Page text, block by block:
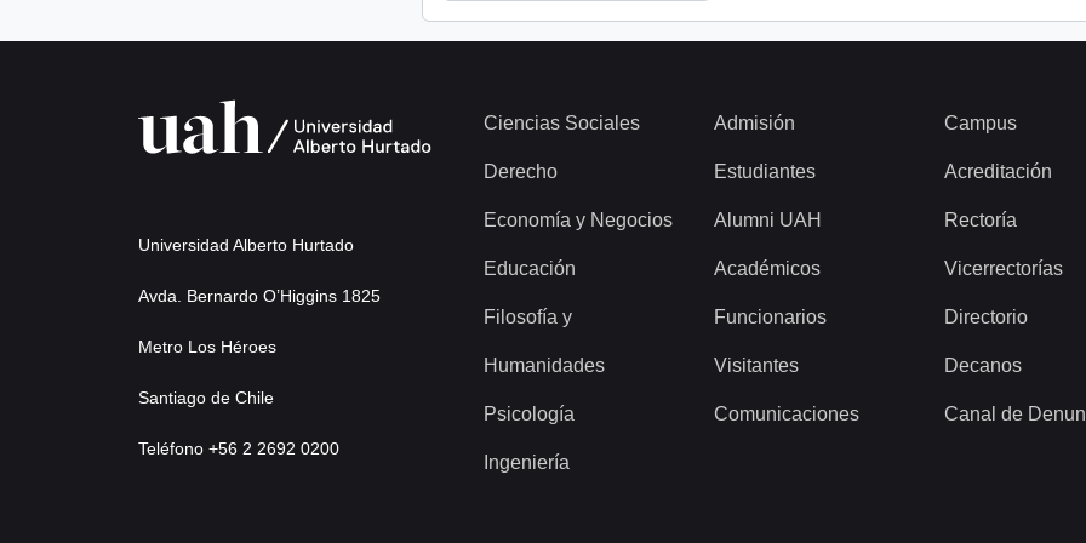
Universidad Alberto Hurtado
Avda. Bernardo O’Higgins 1825
Metro Los Héroes
Santiago de Chile
Teléfono +56 2 2692 0200
Ciencias Sociales
Derecho
Economía y Negocios
Educación
Filosofía y
Humanidades
Psicología
Ingeniería
Admisión
Estudiantes
Alumni UAH
Académicos
Funcionarios
Visitantes
Comunicaciones
Campus
Acreditación
Rectoría
Vicerrectorías
Directorio
Decanos
Canal de